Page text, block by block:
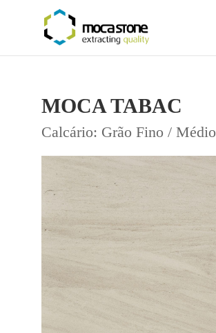
MOCA TABAC
Calcário: Grão Fino / Médio